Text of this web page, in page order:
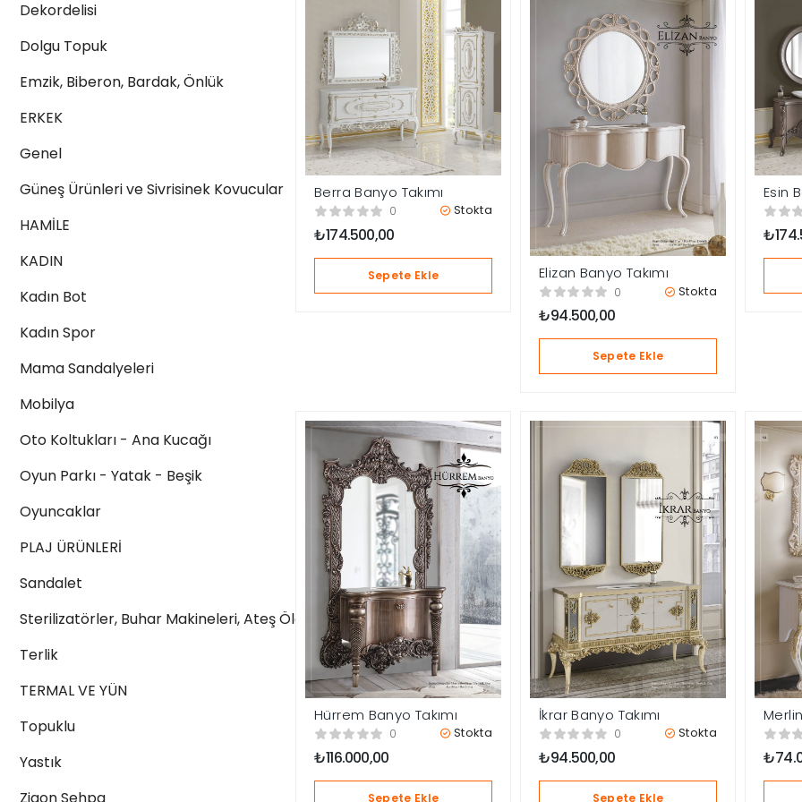
Dekordelisi
Dolgu Topuk
Emzik, Biberon, Bardak, Önlük
ERKEK
Genel
Güneş Ürünleri ve Sivrisinek Kovucular
HAMİLE
KADIN
Kadın Bot
Kadın Spor
Mama Sandalyeleri
Mobilya
Oto Koltukları - Ana Kucağı
Oyun Parkı - Yatak - Beşik
Oyuncaklar
PLAJ ÜRÜNLERİ
Sandalet
Sterilizatörler, Buhar Makineleri, Ateş Ölçerler
Terlik
TERMAL VE YÜN
Topuklu
Yastık
Berra Banyo Takımı
0 Stokta
₺174.500,00
Sepete Ekle Elizan Banyo Takımı
0 Stokta
₺94.500,00
Sepete Ekle
Esin
₺
Hürrem Banyo Takımı
0 Stokta
₺116.000,00
Sepete Ekle
İkrar Banyo Takımı
0 Stokta
₺94.500,00
Sepete Ekle
₺